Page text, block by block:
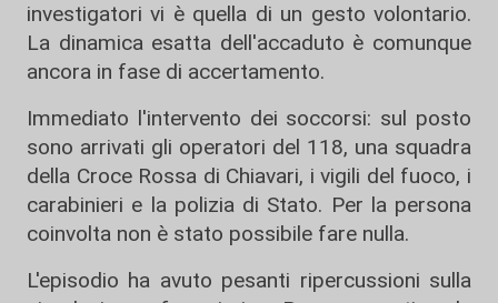
investigatori vi è quella di un gesto volontario.
La dinamica esatta dell'accaduto è comunque
ancora in fase di accertamento.
Immediato l'intervento dei soccorsi: sul posto
sono arrivati gli operatori del 118, una squadra
della Croce Rossa di Chiavari, i vigili del fuoco, i
carabinieri e la polizia di Stato. Per la persona
coinvolta non è stato possibile fare nulla.
L'episodio ha avuto pesanti ripercussioni sulla